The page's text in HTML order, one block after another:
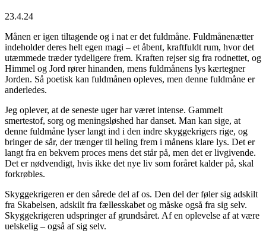
23.4.24
Månen er igen tiltagende og i nat er det fuldmåne. Fuldmånenætter
indeholder deres helt egen magi – et åbent, kraftfuldt rum, hvor det
utæmmede træder tydeligere frem. Kraften rejser sig fra rodnettet, og
Himmel og Jord rører hinanden, mens fuldmånens lys kærtegner
Jorden. Så poetisk kan fuldmånen opleves, men denne fuldmåne er
anderledes.
Jeg oplever, at de seneste uger har været intense. Gammelt
smertestof, sorg og meningsløshed har danset. Man kan sige, at
denne fuldmåne lyser langt ind i den indre skyggekrigers rige, og
bringer de sår, der trænger til heling frem i månens klare lys. Det er
langt fra en bekvem proces mens det står på, men det er livgivende.
Det er nødvendigt, hvis ikke det nye liv som foråret kalder på, skal
forkrøbles.
Skyggekrigeren er den sårede del af os. Den del der føler sig adskilt
fra Skabelsen, adskilt fra fællesskabet og måske også fra sig selv.
Skyggekrigeren udspringer af grundsåret. Af en oplevelse af at være
uelskelig – også af sig selv.